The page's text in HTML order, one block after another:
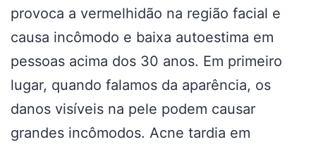
provoca a vermelhidão na região facial e
causa incômodo e baixa autoestima em
pessoas acima dos 30 anos. Em primeiro
lugar, quando falamos da aparência, os
danos visíveis na pele podem causar
grandes incômodos. Acne tardia em